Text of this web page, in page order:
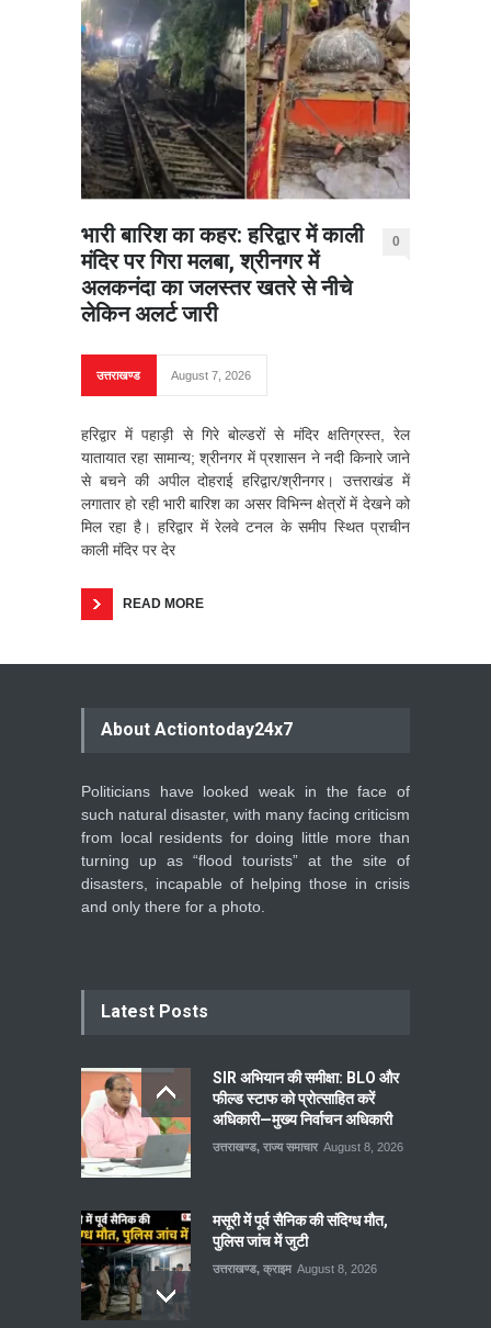
भारी बारिश का कहर: हरिद्वार में काली
मंदिर पर गिरा मलबा, श्रीनगर में
अलकनंदा का जलस्तर खतरे से नीचे
लेकिन अलर्ट जारी
0
उत्तराखण्ड August 7, 2026
हरिद्वार में पहाड़ी से गिरे बोल्डरों से मंदिर क्षतिग्रस्त, रेल
यातायात रहा सामान्य; श्रीनगर में प्रशासन ने नदी किनारे जाने
से बचने की अपील दोहराई हरिद्वार/श्रीनगर। उत्तराखंड में
लगातार हो रही भारी बारिश का असर विभिन्न क्षेत्रों में देखने को
मिल रहा है। हरिद्वार में रेलवे टनल के समीप स्थित प्राचीन
काली मंदिर पर देर
READ MORE
About Actiontoday24x7
Politicians have looked weak in the face of
such natural disaster, with many facing criticism
from local residents for doing little more than
turning up as “flood tourists” at the site of
disasters, incapable of helping those in crisis
and only there for a photo.
Latest Posts
SIR अभियान की समीक्षा: BLO और
फील्ड स्टाफ को प्रोत्साहित करें
अधिकारी—मुख्य निर्वाचन अधिकारी
उत्तराखण्ड, राज्य समाचार August 8, 2026
मसूरी में पूर्व सैनिक की संदिग्ध मौत,
पुलिस जांच में जुटी
उत्तराखण्ड, क्राइम August 8, 2026